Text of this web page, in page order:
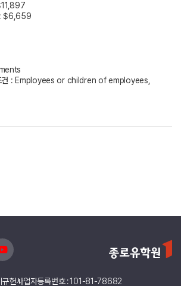
: $6,659
건 : Employees or children of employees,
규헌사업자등록번호 : 101-81-78682